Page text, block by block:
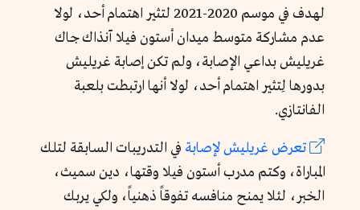
لهدف في موسم 2020-2021 لتثير اهتمام أحد، لولا
عدم مشاركة متوسط ميدان أستون فيلا آنذاك جاك
غريليش بداعي الإصابة، ولم تكن إصابة غريليش
بدورها لِتثير اهتمام أحد، لولا أنها ارتبطت بلعبة
الفانتازي.
تعرض غريليش لإصابة في التدريبات السابقة لتلك
المباراة، وكتم مدرب أستون فيلا وقتها، دين سميث،
الخبر، لئلا يمنح منافسه تفوقاً ذهنياً، ولكي يربك